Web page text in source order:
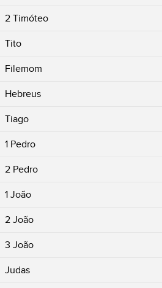
2 Timóteo
Tito
Filemom
Hebreus
Tiago
1 Pedro
2 Pedro
1 João
2 João
3 João
Judas